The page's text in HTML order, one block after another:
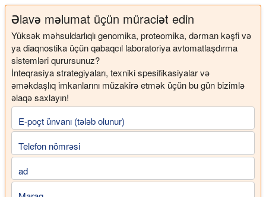
Əlavə məlumat üçün müraciət edin
Yüksək məhsuldarlıqlı genomika, proteomika, dərman kəşfi və
ya diaqnostika üçün qabaqcıl laboratoriya avtomatlaşdırma
sistemləri qurursunuz?
İnteqrasiya strategiyaları, texniki spesifikasiyalar və
əməkdaşlıq imkanlarını müzakirə etmək üçün bu gün bizimlə
əlaqə saxlayın!
E-poçt ünvanı (tələb olunur)
Telefon nömrəsi
ad